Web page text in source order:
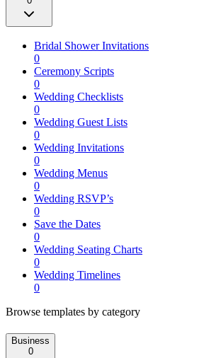
Bridal Shower Invitations
0
Ceremony Scripts
0
Wedding Checklists
0
Wedding Guest Lists
0
Wedding Invitations
0
Wedding Menus
0
Wedding RSVP’s
0
Save the Dates
0
Wedding Seating Charts
0
Wedding Timelines
0
Browse templates by category
Business
0